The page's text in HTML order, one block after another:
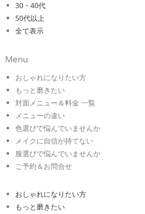
30・40代
50代以上
全て表示
Menu
おしゃれになりたい方
もっと磨きたい
対面メニュー＆料金 一覧
メニューの違い
色選びで悩んでいませんか
メイクに自信が持てない
服選びで悩んでいませんか
ご予約＆お問合せ
おしゃれになりたい方
もっと磨きたい